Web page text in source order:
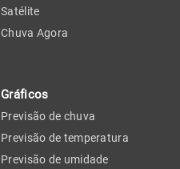
Satélite
Chuva Agora
Gráficos
Previsão de chuva
Previsão de temperatura
Previsão de umidade